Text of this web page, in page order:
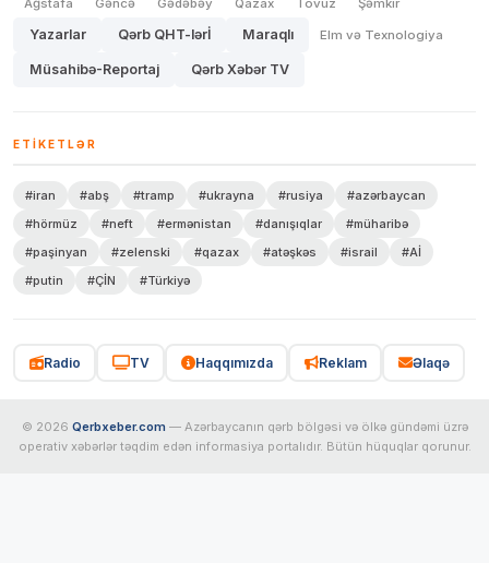
Yazarlar Qərb QHT-lərİ Maraqlı Elm və Texnologiya
Müsahibə-Reportaj Qərb Xəbər TV
ETIKETLƏR
#iran #abş #tramp #ukrayna #rusiya
#azərbaycan
#hörmüz
#neft #ermənistan #danışıqlar
#müharibə
#paşinyan
#zelenski #qazax #atəşkəs #israil
#Aİ
#putin
#ÇİN #Türkiyə
Radio TV Haqqımızda Reklam Əlaqə
© 2026 Qerbxeber.com — Azərbaycanın qərb bölgəsi və ölkə gündəmi üzrə
operativ xəbərlər təqdim edən informasiya portalıdır. Bütün hüquqlar qorunur.